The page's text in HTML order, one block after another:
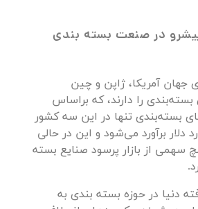
در صنعت بسته بندی
جهان آمریکا، ژاپن و چین
بسته‌بندی را دارند، که براساس
بسته‌بندی تنها در این سه کشور
میلیارد دلار برآورد می‌شود و این در حالی
سهمی از بازار پرسود صنایع بسته
دنیا در حوزه بسته بندی به